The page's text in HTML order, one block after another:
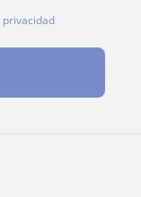
privacidad